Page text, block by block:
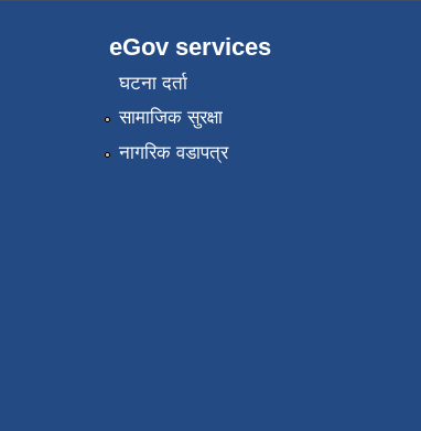
eGov services
घटना दर्ता
सामाजिक सुरक्षा
नागरिक वडापत्र